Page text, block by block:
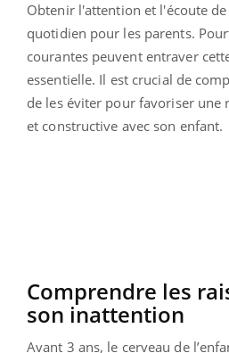
Obtenir l'attention et l'écoute
quotidien pour les parents.
courantes peuvent entraver
essentielle. Il est crucial de
de les éviter pour favoriser une
et constructive avec son enfant.
Comprendre les
son inattention
Avant 3 ans, le cerveau de